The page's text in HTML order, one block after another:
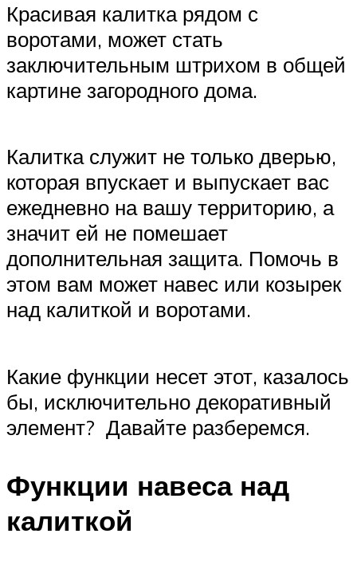
Красивая калитка рядом с
воротами, может стать
заключительным штрихом в общей
картине загородного дома.
Калитка служит не только дверью,
которая впускает и выпускает вас
ежедневно на вашу территорию, а
значит ей не помешает
дополнительная защита. Помочь в
этом вам может навес или козырек
над калиткой и воротами.
Какие функции несет этот, казалось
бы, исключительно декоративный
элемент? Давайте разберемся.
Функции навеса над
калиткой